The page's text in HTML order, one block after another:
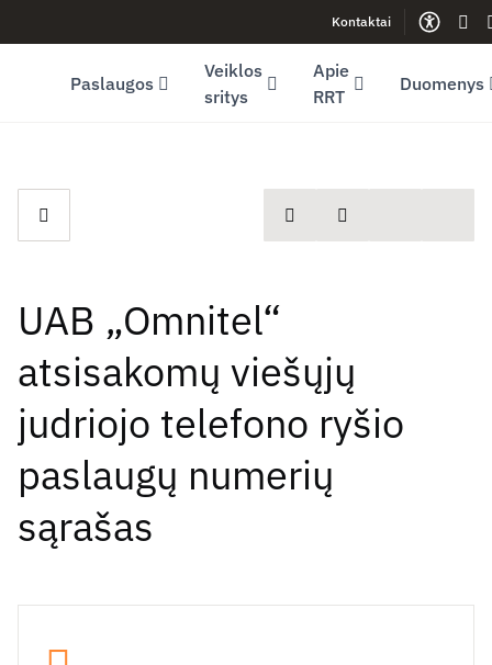
Kontaktai
Paslaugos
Veiklos
sritys
Apie
RRT
Duomenys
spausdintiDalintis
UAB „Omnitel“
atsisakomų viešųjų
judriojo telefono ryšio
paslaugų numerių
sąrašas